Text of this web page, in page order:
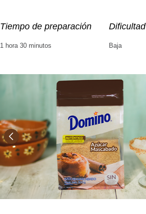
Tiempo de preparación
1 hora 30 minutos
Dificultad
Baja